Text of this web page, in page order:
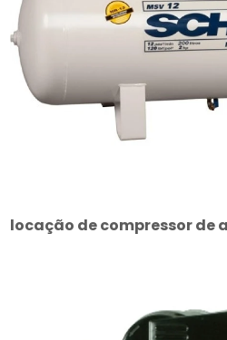
locação de compressor de